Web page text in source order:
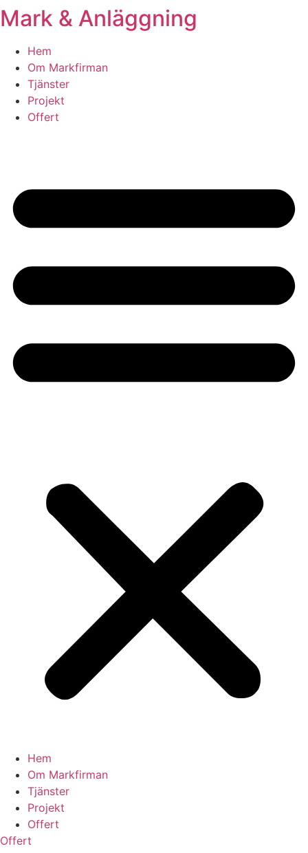
Skip
to
content
Mark & Anläggning
Hem
Om Markfirman
Tjänster
Projekt
Offert
Hem
Om Markfirman
Tjänster
Projekt
Offert
Offert